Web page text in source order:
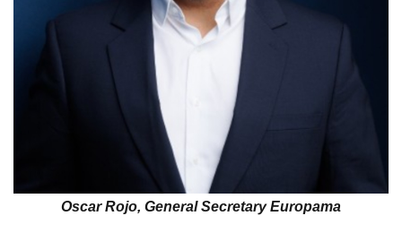
Oscar Rojo, General Secretary Europama